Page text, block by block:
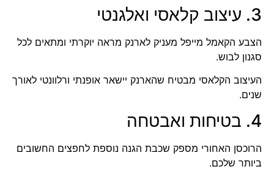
3. עיצוב קלאסי ואלגנטי
הצבע הקאמל מייפל מעניק לארנק מראה יוקרתי ומתאים לכל
סגנון לבוש.
העיצוב הקלאסי מבטיח שהארנק יישאר אופנתי ורלוונטי לאורך
שנים.
4. בטיחות ואבטחה
הרוכסן האחורי מספק שכבת הגנה נוספת לחפצים החשובים
ביותר שלכם.